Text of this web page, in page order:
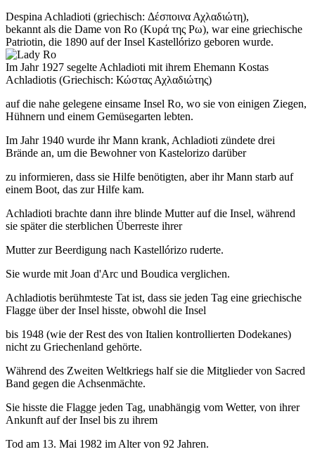
Despina Achladioti (griechisch: Δέσποινα Αχλαδιώτη),
bekannt als die Dame von Ro (Κυρά της Ρω), war eine griechische
Patriotin, die 1890 auf der Insel Kastellórizo geboren wurde.
Im Jahr 1927 segelte Achladioti mit ihrem Ehemann Kostas
Achladiotis (Griechisch: Κώστας Αχλαδιώτης)
auf die nahe gelegene einsame Insel Ro, wo sie von einigen Ziegen,
Hühnern und einem Gemüsegarten lebten.
Im Jahr 1940 wurde ihr Mann krank, Achladioti zündete drei
Brände an, um die Bewohner von Kastelorizo ​​darüber
zu informieren, dass sie Hilfe benötigten, aber ihr Mann starb auf
einem Boot, das zur Hilfe kam.
Achladioti brachte dann ihre blinde Mutter auf die Insel, während
sie später die sterblichen Überreste ihrer
Mutter zur Beerdigung nach Kastellórizo ruderte.
Sie wurde mit Joan d'Arc und Boudica verglichen.
Achladiotis berühmteste Tat ist, dass sie jeden Tag eine griechische
Flagge über der Insel hisste, obwohl die Insel
bis 1948 (wie der Rest des von Italien kontrollierten Dodekanes)
nicht zu Griechenland gehörte.
Während des Zweiten Weltkriegs half sie die Mitglieder von Sacred
Band gegen die Achsenmächte.
Sie hisste die Flagge jeden Tag, unabhängig vom Wetter, von ihrer
Ankunft auf der Insel bis zu ihrem
Tod am 13. Mai 1982 im Alter von 92 Jahren.